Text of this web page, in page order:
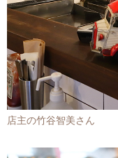
店主の竹谷智美さん